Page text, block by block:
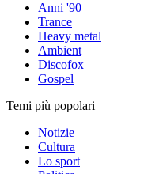
Anni '90
Trance
Heavy metal
Ambient
Discofox
Gospel
Temi più popolari
Notizie
Cultura
Lo sport